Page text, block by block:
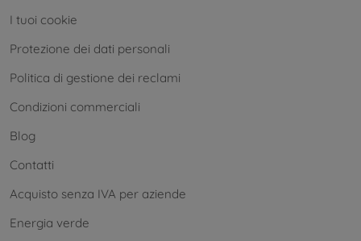
I tuoi cookie
Protezione dei dati personali
Politica di gestione dei reclami
Condizioni commerciali
Blog
Contatti
Acquisto senza IVA per aziende
Energia verde